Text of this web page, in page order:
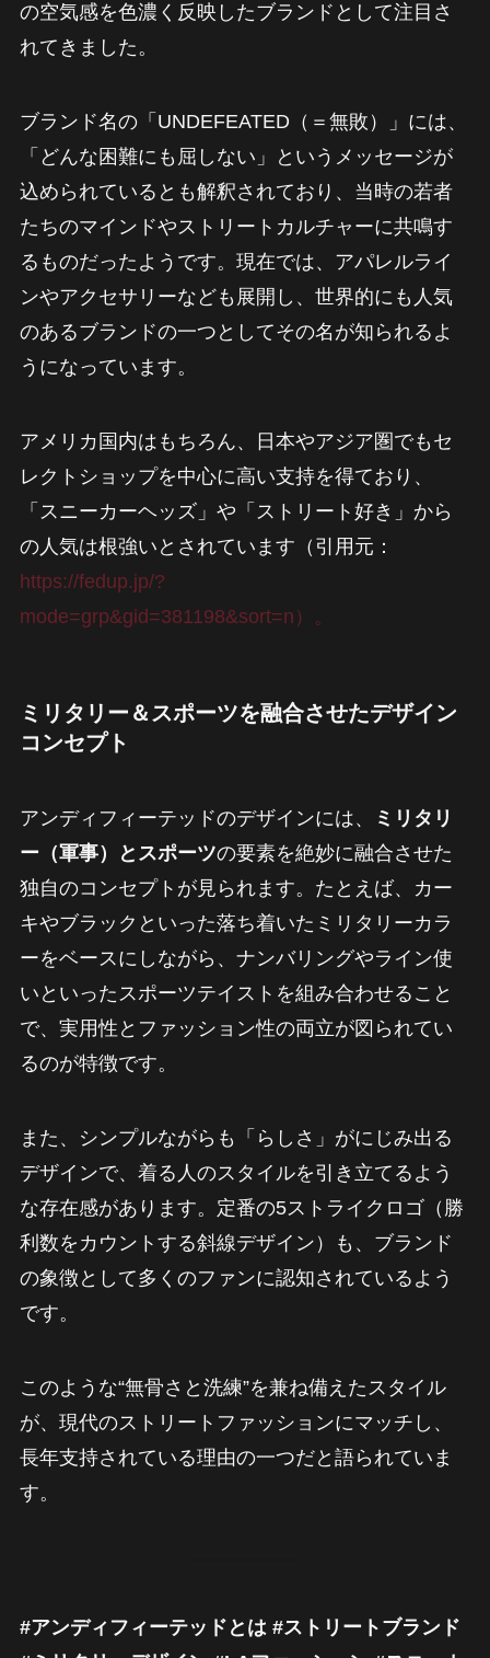
の空気感を色濃く反映したブランドとして注目さ
れてきました。
ブランド名の「UNDEFEATED（＝無敗）」には、
「どんな困難にも屈しない」というメッセージが
込められているとも解釈されており、当時の若者
たちのマインドやストリートカルチャーに共鳴す
るものだったようです。現在では、アパレルライ
ンやアクセサリーなども展開し、世界的にも人気
のあるブランドの一つとしてその名が知られるよ
うになっています。
アメリカ国内はもちろん、日本やアジア圏でもセ
レクトショップを中心に高い支持を得ており、
「スニーカーヘッズ」や「ストリート好き」から
の人気は根強いとされています（引用元：
https://fedup.jp/?
mode=grp&gid=381198&sort=n）。
ミリタリー＆スポーツを融合させたデザイン
コンセプト
アンディフィーテッドのデザインには、
ミリタリ
ー（軍事）とスポーツの要素を絶妙に融合させた
独自のコンセプトが見られます。たとえば、カー
キやブラックといった落ち着いたミリタリーカラ
ーをベースにしながら、ナンバリングやライン使
いといったスポーツテイストを組み合わせること
で、実用性とファッション性の両立が図られてい
るのが特徴です。
また、シンプルながらも「らしさ」がにじみ出る
デザインで、着る人のスタイルを引き立てるよう
な存在感があります。定番の5ストライクロゴ（勝
利数をカウントする斜線デザイン）も、ブランド
の象徴として多くのファンに認知されているよう
です。
このような“無骨さと洗練”を兼ね備えたスタイル
が、現代のストリートファッションにマッチし、
長年支持されている理由の一つだと語られていま
す。
#アンディフィーテッドとは #ストリートブランド